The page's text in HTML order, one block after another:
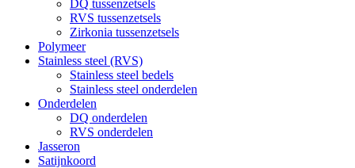
DQ tussenzetsels
RVS tussenzetsels
Zirkonia tussenzetsels
Polymeer
Stainless steel (RVS)
Stainless steel bedels
Stainless steel onderdelen
Onderdelen
DQ onderdelen
RVS onderdelen
Jasseron
Satijnkoord